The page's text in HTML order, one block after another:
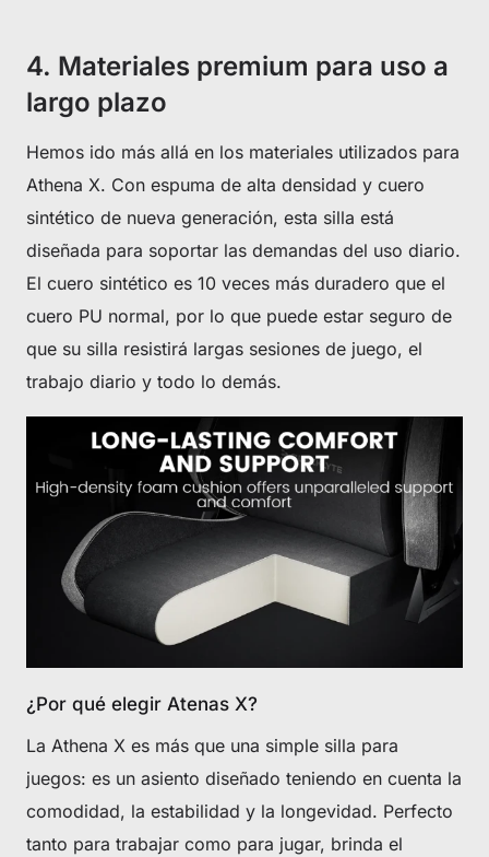
4. Materiales premium para uso a
largo plazo
Hemos ido más allá en los materiales utilizados para
Athena X. Con espuma de alta densidad y cuero
sintético de nueva generación, esta silla está
diseñada para soportar las demandas del uso diario.
El cuero sintético es 10 veces más duradero que el
cuero PU normal, por lo que puede estar seguro de
que su silla resistirá largas sesiones de juego, el
trabajo diario y todo lo demás.
¿Por qué elegir Atenas X?
La Athena X es más que una simple silla para
juegos: es un asiento diseñado teniendo en cuenta la
comodidad, la estabilidad y la longevidad. Perfecto
tanto para trabajar como para jugar, brinda el
Get €30 off your first order!
Subscribe to unlock and stay updated on Blacklyte special offers,
new releases and more!
CLAIM YOUR DISCOUNT
No, suscribe later